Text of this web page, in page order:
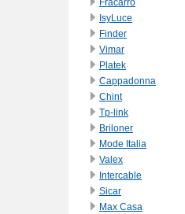
Fracarro
IsyLuce
Finder
Vimar
Platek
Cappadonna
Chint
Tp-link
Briloner
Mode Italia
Valex
Intercable
Sicar
Max Casa